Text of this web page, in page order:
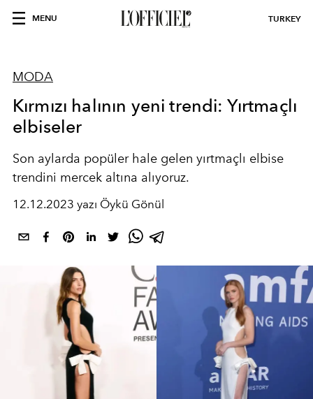
MENU TURKEY
MODA
Kırmızı halının yeni trendi: Yırtmaçlı
elbiseler
Son aylarda popüler hale gelen yırtmaçlı elbise
trendini mercek altına alıyoruz.
12.12.2023 yazı Öykü Gönül